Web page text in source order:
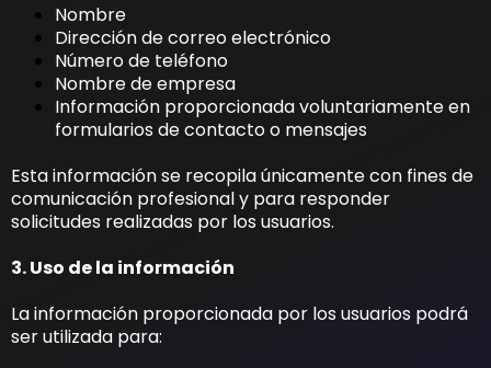
Nombre
Dirección de correo electrónico
Número de teléfono
Nombre de empresa
Información proporcionada voluntariamente en
formularios de contacto o mensajes
Esta información se recopila únicamente con fines de
comunicación profesional y para responder
solicitudes realizadas por los usuarios.
3. Uso de la información
La información proporcionada por los usuarios podrá
ser utilizada para: